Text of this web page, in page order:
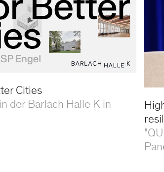
Cities
der Barlach Halle K in